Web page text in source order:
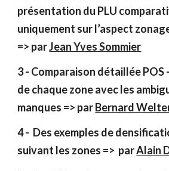
présentation du PLU
uniquement sur l’aspect
=> parJean Yves Sommier
3 - Comparaison détaillée POS
de chaque zone avec les
manques => parBernard
4 - Des exemples de
suivant les zones => parAlain